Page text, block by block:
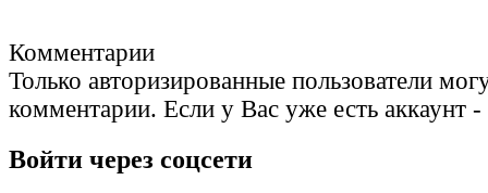
Комментарии
Только авторизированные пользователи
комментарии. Если у Вас уже есть аккаунт -
Войти через соцсети